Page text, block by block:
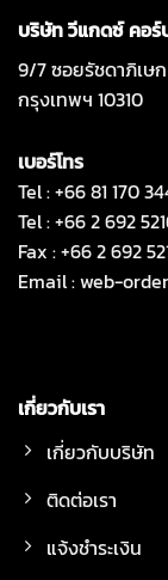
บริษัท วีแกดซ์ คอร์
9/7 ซอยรัชดาภิเษ
กรุงเทพฯ 10310
เบอร์โทร
Tel : +66 81 170
Tel : +66 2 692
Fax : +66 2 692
Email :web-
เกี่ยวกับเรา
เกี่ยวกับบริษัท
ติดต่อเรา
แจ้งชำระเงิน